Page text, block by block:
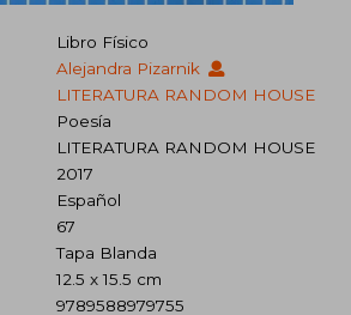
Libro Físico
Alejandra Pizarnik
LITERATURA RANDOM HOUSE
Poesía
LITERATURA RANDOM HOUSE
2017
Español
67
Tapa Blanda
12.5 x 15.5 cm
9789588979755